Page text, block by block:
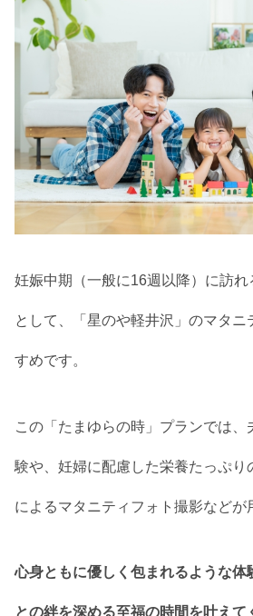
妊娠中期（一般に16週以降）に訪
として、「星のや軽井沢」のマタニ
すめです。
この「たまゆらの時」プランでは
験や、妊婦に配慮した栄養たっぷり
によるマタニティフォト撮影などが
心身ともに優しく包まれるような体
との絆を深める至福の時間を叶えて